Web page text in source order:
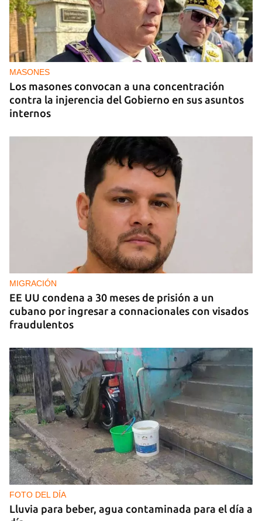
PODCAST
"Como lo sentí" del 10 de julio de 2026
MASONES
Los masones convocan a una concentración
contra la injerencia del Gobierno en sus asuntos
internos
MIGRACIÓN
EE UU condena a 30 meses de prisión a un
cubano por ingresar a connacionales con visados
fraudulentos
FOTO DEL DÍA
Lluvia para beber, agua contaminada para el día a